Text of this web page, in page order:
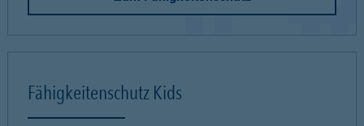
Fähigkeitenschutz Kids